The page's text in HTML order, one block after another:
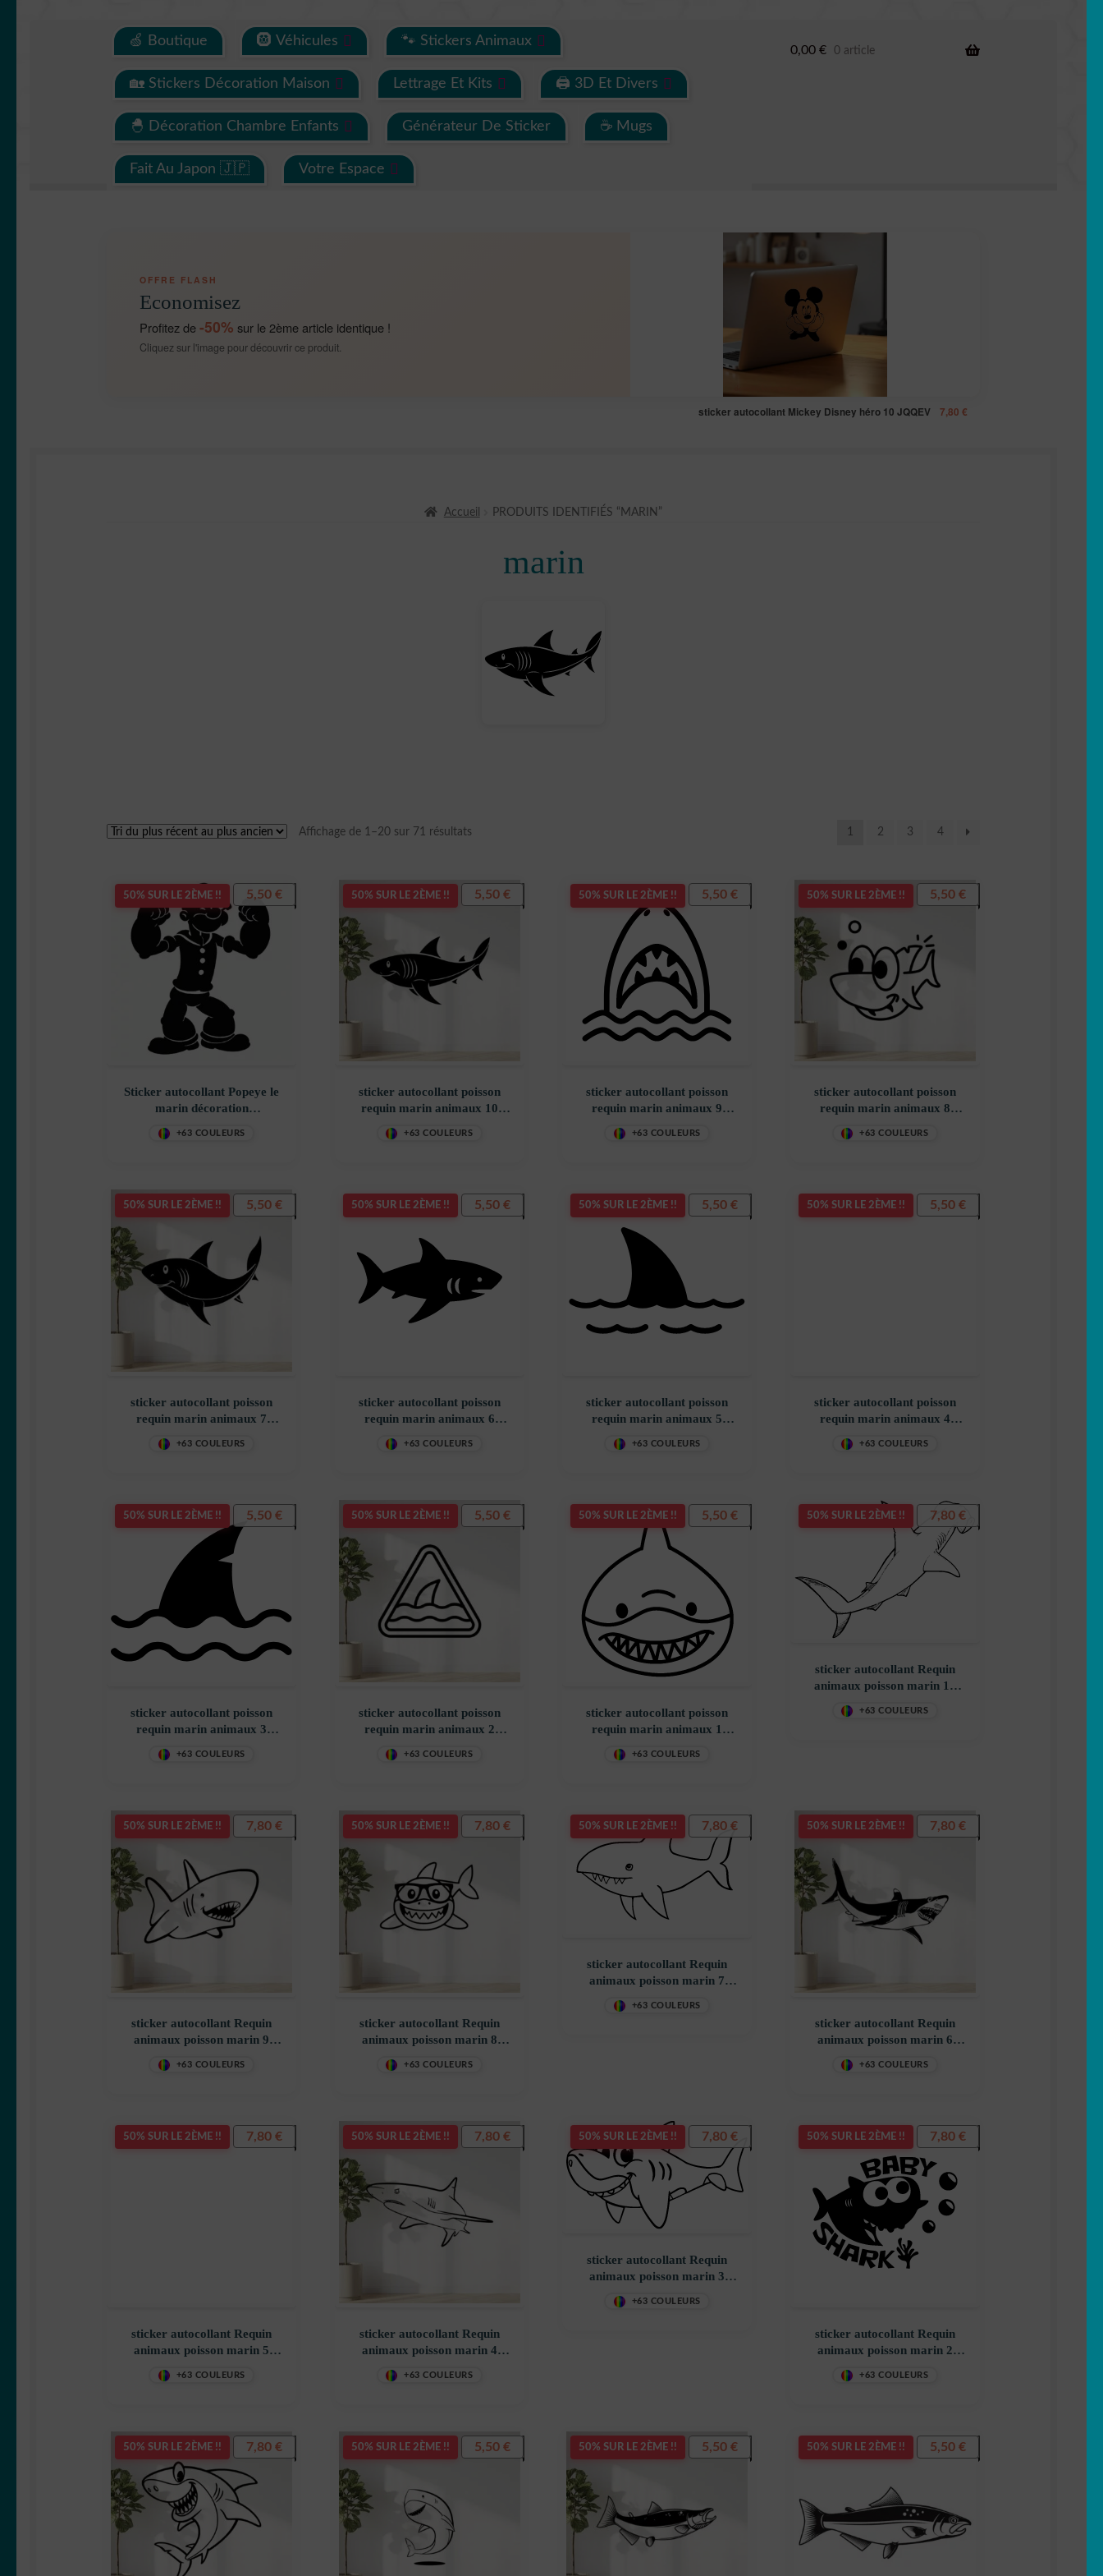
🍏 Boutique 🛞 Véhicules 🐾 Stickers Animaux
🏡 Stickers Décoration Maison Lettrage Et Kits 🖨 3D Et Divers
🐣 Décoration Chambre Enfants Générateur De Sticker ☕ Mugs
Fait Au Japon 🇯🇵 Votre Espace
0,00 € 0 article
OFFRE FLASH
Economisez
Profitez de-50% sur le 2ème article identique !
Cliquez sur l'image pour découvrir ce produit.
sticker autocollant Mickey Disney héro 10 JQQEV 7,80 €
Accueil PRODUITS IDENTIFIÉS “MARIN”
marin
Affichage de 1–20 sur 71 résultats
récent
au
ancien
1 2 3 4
50% SUR LE 2ÈME !!
Sticker autocollant Popeye le
marin décoration
decostickerstore – AZZYUQ
+63 COULEURS
5,50€ 50% SUR LE 2ÈME !!
sticker autocollant poisson
requin marin animaux 10
+63 COULEURS
5,50 € 50% SUR LE 2ÈME !!
sticker autocollant poisson
requin marin animaux 9
+63 COULEURS
5,50€ 50% SUR LE 2ÈME !!
sticker autocollant poisson
requin marin animaux 8
+63 COULEURS
5,50 €
50% SUR LE 2ÈME !!
sticker autocollant poisson
requin marin animaux 7
+63 COULEURS
5,50€ 50% SUR LE 2ÈME !!
sticker autocollant poisson
requin marin animaux 6
+63 COULEURS
5,50 € 50% SUR LE 2ÈME !!
sticker autocollant poisson
requin marin animaux 5
+63 COULEURS
5,50€ 50% SUR LE 2ÈME !!
sticker autocollant poisson
requin marin animaux 4
+63 COULEURS
5,50 €
50% SUR LE 2ÈME !!
sticker autocollant poisson
requin marin animaux 3
+63 COULEURS
5,50€ 50% SUR LE 2ÈME !!
sticker autocollant poisson
requin marin animaux 2
+63 COULEURS
5,50 € 50% SUR LE 2ÈME !!
sticker autocollant poisson
requin marin animaux 1
+63 COULEURS
5,50€ 50% SUR LE 2ÈME !!
sticker autocollant Requin
animaux poisson marin 10
+63 COULEURS
7,80 €
50% SUR LE 2ÈME !!
sticker autocollant Requin
animaux poisson marin 9
+63 COULEURS
7,80€ 50% SUR LE 2ÈME !!
sticker autocollant Requin
animaux poisson marin 8
+63 COULEURS
7,80 € 50% SUR LE 2ÈME !!
sticker autocollant Requin
animaux poisson marin 7
+63 COULEURS
7,80€ 50% SUR LE 2ÈME !!
sticker autocollant Requin
animaux poisson marin 6
+63 COULEURS
7,80 €
50% SUR LE 2ÈME !!
sticker autocollant Requin
animaux poisson marin 5
+63 COULEURS
7,80€ 50% SUR LE 2ÈME !!
sticker autocollant Requin
animaux poisson marin 4
+63 COULEURS
7,80 € 50% SUR LE 2ÈME !!
sticker autocollant Requin
animaux poisson marin 3
+63 COULEURS
7,80€ 50% SUR LE 2ÈME !!
sticker autocollant Requin
animaux poisson marin 2
+63 COULEURS
7,80 €
50% SUR LE 2ÈME !! 7,80€ 50% SUR LE 2ÈME !! 5,50 € 50% SUR LE 2ÈME !! 5,50€ 50% SUR LE 2ÈME !! 5,50 €